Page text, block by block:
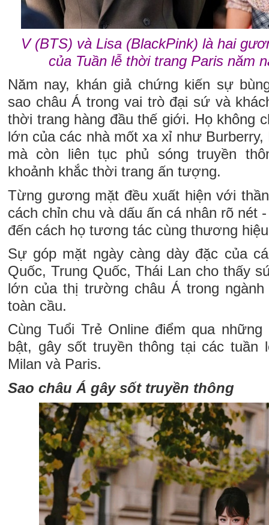
V (BTS) và Lisa (BlackPink) là hai
của Tuần lễ thời trang Paris năm
Năm nay, khán giả chứng kiến sự
sao châu Á trong vai trò đại sứ và
thời trang hàng đầu thế giới. Họ không
lớn của các nhà mốt xa xỉ như Burberry,
mà còn liên tục phủ sóng truyền
khoảnh khắc thời trang ấn tượng.
Từng gương mặt đều xuất hiện với
cách chỉn chu và dấu ấn cá nhân rõ nét
đến cách họ tương tác cùng thương
Sự góp mặt ngày càng dày đặc của
Quốc, Trung Quốc, Thái Lan cho thấy
lớn của thị trường châu Á trong
toàn cầu.
Cùng Tuổi Trẻ Online điểm qua
bật, gây sốt truyền thông tại các tuần
Milan và Paris.
Sao châu Á gây sốt truyền thông